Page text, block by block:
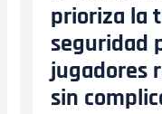
prioriza la
seguridad
jugadores
sin